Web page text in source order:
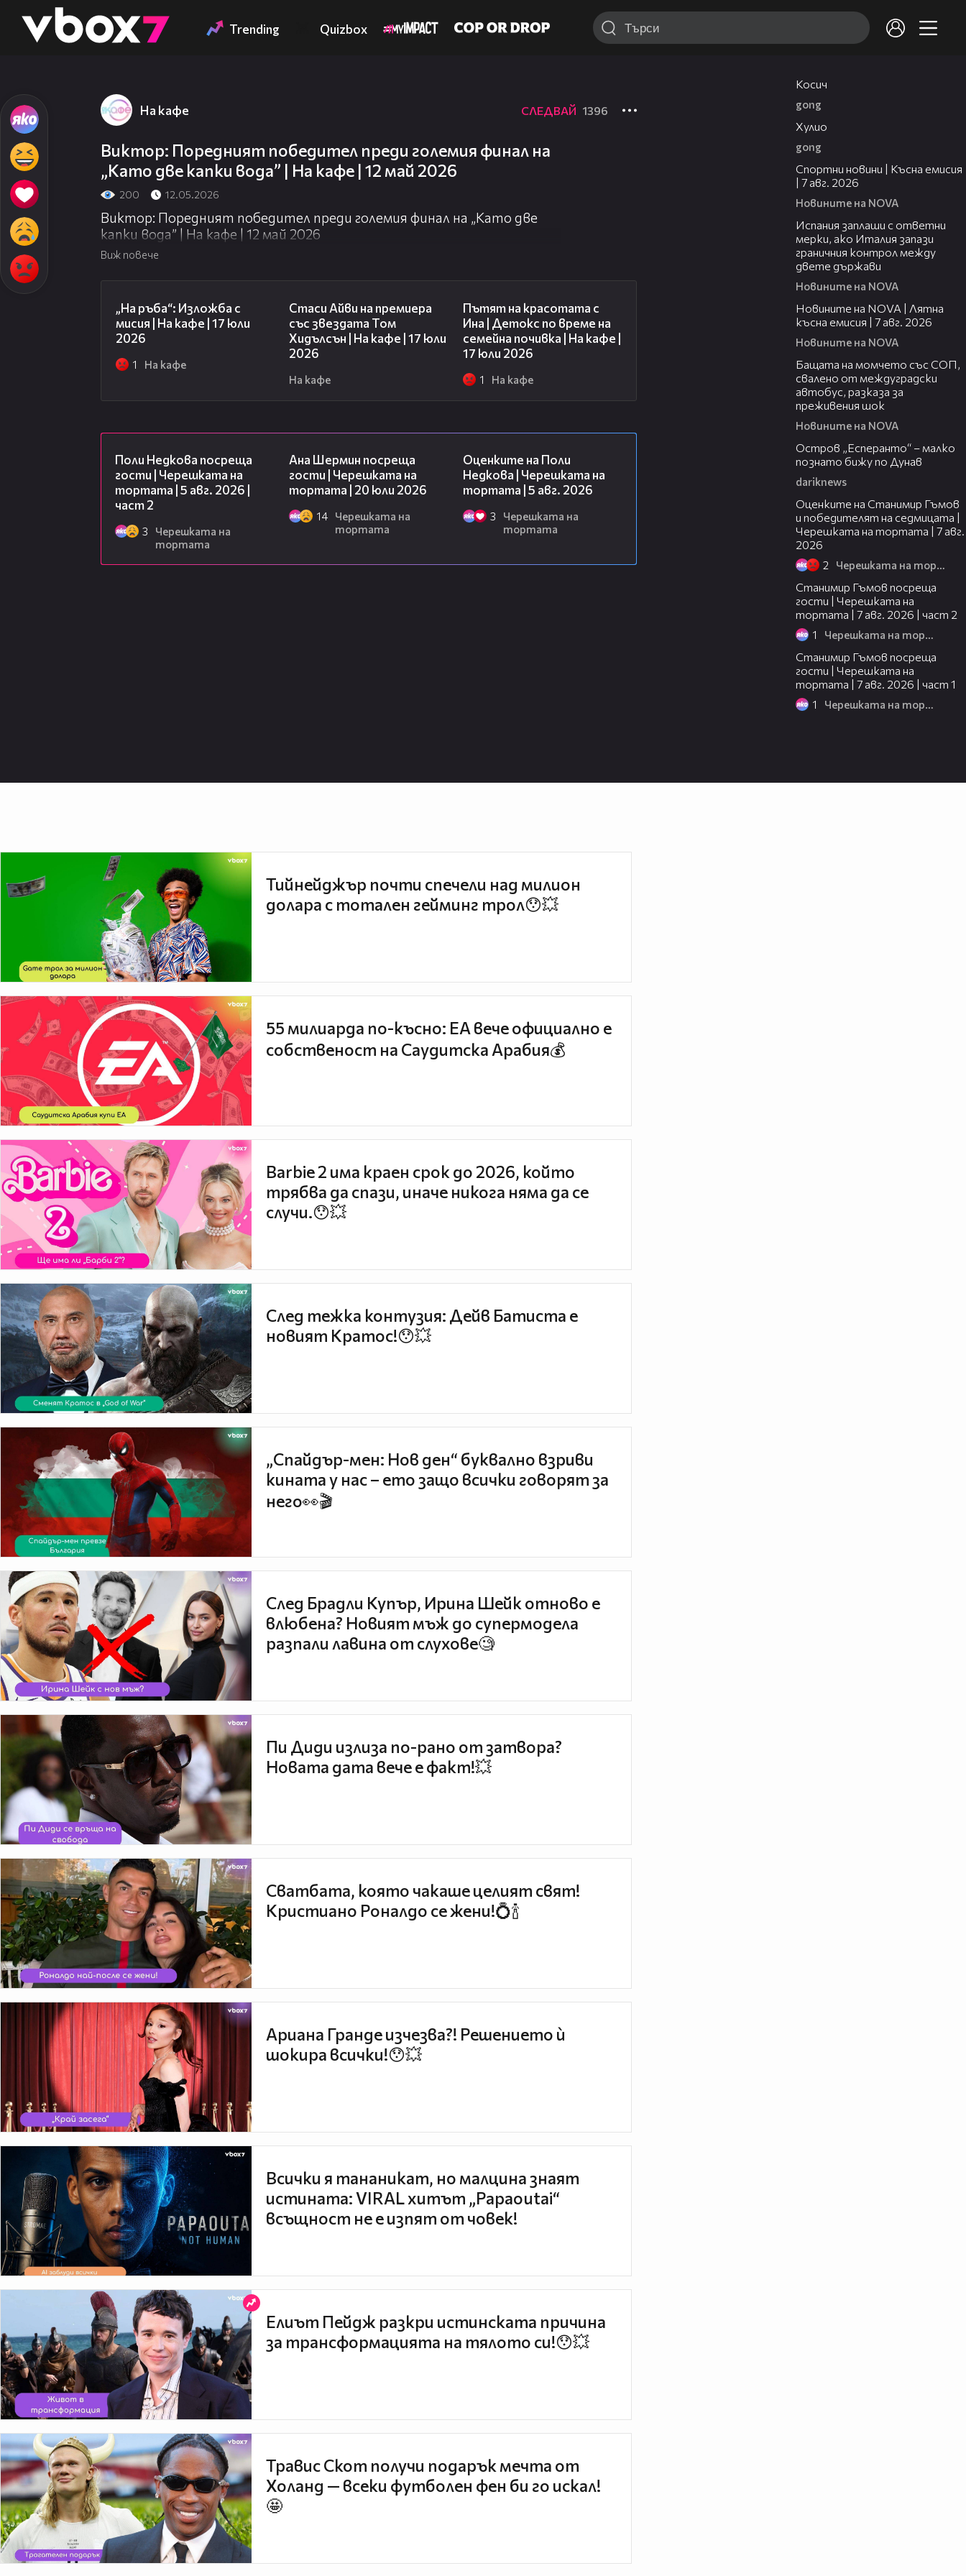
👾 Trending Quizbox
На кафе СЛЕДВАЙ 1396
Виктор: Поредният победител преди големия финал на
„Като две капки вода” | На кафе | 12 май 2026
200 12.05.2026
Виктор: Поредният победител преди големия финал на „Като две
капки вода” | На кафе | 12 май 2026
Виж повече
„На ръба“: Изложба с
мисия | На кафе | 17 юли
2026
1 На кафе
Стаси Айви на премиера
със звездата Том
Хидълсън | На кафе | 17 юли
2026
На кафе
Пътят на красотата с
Ина | Детокс по време на
семейна почивка | На кафе |
17 юли 2026
1 На кафе
Поли Недкова посреща
гости | Черешката на
тортата | 5 авг. 2026 |
част 2
3
Черешката на
тортата
Ана Шермин посреща
гости | Черешката на
тортата | 20 юли 2026
14
Черешката на
тортата
Оценките на Поли
Недкова | Черешката на
тортата | 5 авг. 2026
3
Черешката на
тортата
Косич
gong
Хулио
gong
Спортни новини | Късна емисия
| 7 авг. 2026
Новините на NOVA
Испания заплаши с ответни
мерки, ако Италия запази
граничния контрол между
двете държави
Новините на NOVA
Новините на NOVA | Лятна
късна емисия | 7 авг. 2026
Новините на NOVA
Бащата на момчето със СОП,
свалено от междуградски
автобус, разказа за
преживения шок
Новините на NOVA
Остров „Есперанто“ – малко
познато бижу по Дунав
dariknews
Оценките на Станимир Гъмов
и победителят на седмицата |
Черешката на тортата | 7 авг.
2026
2 Черешката на тортата
Станимир Гъмов посреща
гости | Черешката на
тортата | 7 авг. 2026 | част 2
1 Черешката на тортата
Станимир Гъмов посреща
гости | Черешката на
тортата | 7 авг. 2026 | част 1
1 Черешката на тортата
Тийнейджър почти спечели над милион
долара с тотален гейминг трол😯💥
55 милиарда по-късно: EA вече официално е
собственост на Саудитска Арабия💰
Barbie 2 има краен срок до 2026, който
трябва да спази, иначе никога няма да се
случи.😯💥
След тежка контузия: Дейв Батиста е
новият Кратос!😯💥
„Спайдър-мен: Нов ден“ буквално взриви
кината у нас – ето защо всички говорят за
него👀🎬
След Брадли Купър, Ирина Шейк отново е
влюбена? Новият мъж до супермодела
разпали лавина от слухове🧐
Пи Диди излиза по-рано от затвора?
Новата дата вече е факт!💥
Сватбата, която чакаше целият свят!
Кристиано Роналдо се жени!💍🍾
Ариана Гранде изчезва?! Решението ѝ
шокира всички!😯💥
Всички я тананикат, но малцина знаят
истината: VIRAL хитът „Papaoutai“
всъщност не е изпят от човек!
Елиът Пейдж разкри истинската причина
за трансформацията на тялото си!😯💥
Травис Скот получи подарък мечта от
Холанд — всеки футболен фен би го искал!
🤩